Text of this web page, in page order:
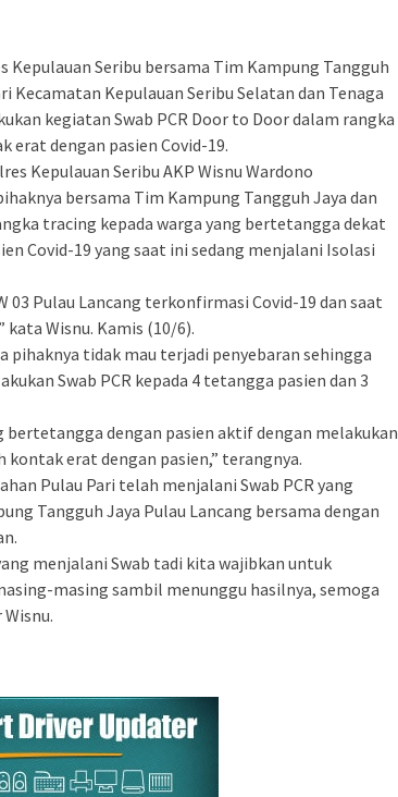
Kepulauan Seribu bersama Tim Kampung Tangguh
Kecamatan Kepulauan Seribu Selatan dan Tenaga
kegiatan Swab PCR Door to Door dalam rangka
erat dengan pasien Covid-19.
Kepulauan Seribu AKP Wisnu Wardono
bersama Tim Kampung Tangguh Jaya dan
tracing kepada warga yang bertetangga dekat
Covid-19 yang saat ini sedang menjalani Isolasi
03 Pulau Lancang terkonfirmasi Covid-19 dan saat
Wisnu. Kamis (10/6).
pihaknya tidak mau terjadi penyebaran sehingga
Swab PCR kepada 4 tetangga pasien dan 3
dengan pasien aktif dengan melakukan
kontak erat dengan pasien,” terangnya.
Pulau Pari telah menjalani Swab PCR yang
Tangguh Jaya Pulau Lancang bersama dengan
menjalani Swab tadi kita wajibkan untuk
masing sambil menunggu hasilnya, semoga